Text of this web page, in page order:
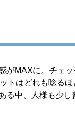
がMAXに。チェ
トはどれも唸るほ
る中、人様も少し